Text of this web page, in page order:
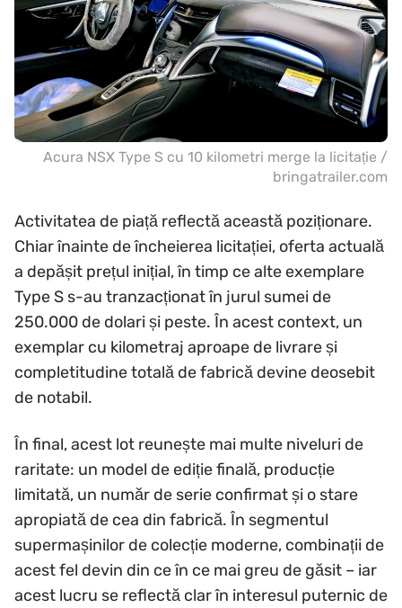
Acura NSX Type S cu 10 kilometri merge la licitație /
bringatrailer.com
Activitatea de piață reflectă această poziționare.
Chiar înainte de încheierea licitației, oferta actuală
a depășit prețul inițial, în timp ce alte exemplare
Type S s-au tranzacționat în jurul sumei de
250.000 de dolari și peste. În acest context, un
exemplar cu kilometraj aproape de livrare și
completitudine totală de fabrică devine deosebit
de notabil.
În final, acest lot reunește mai multe niveluri de
raritate: un model de ediție finală, producție
limitată, un număr de serie confirmat și o stare
apropiată de cea din fabrică. În segmentul
supermașinilor de colecție moderne, combinații de
acest fel devin din ce în ce mai greu de găsit – iar
acest lucru se reflectă clar în interesul puternic de